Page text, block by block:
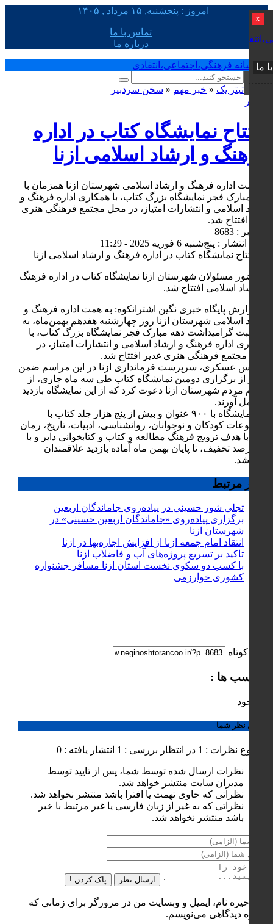
امروز : پنجشنبه, ۱۵ مرداد , ۱۴۰۵
تماس با ما
درباره ما
x
ما
تیتر یک « خبر مهم « سخن سردبیر
افتتاح نمایشگاه کتاب در اداره
فرهنگ و ارشاد اسلامی ازنا
به همت اداره فرهنگ و ارشاد اسلامی شهرستان ازنا همزمان با
دهه مبارک فجر نمایشگاه بزرگ کتاب، با همکاری اداره فرهنگ و
ارشاد اسلامی و انتشارات امتیاز، در محل مجتمع فرهنگی هنری
غدیر افتتاح شد.
کد خبر : 8683
تاریخ انتشار : پنج‌شنبه 6 فوریه 2025 - 11:29
با حضور مسئولان شهرستان ازنا نمایشگاه کتاب در اداره فرهنگ
و ارشاد اسلامی افتتاح شد.
به گزارش پایگاه خبری نگین اشترانکوه: به همت اداره فرهنگ و
ارشاد اسلامی شهرستان ازنا روز چهارشنبه هفدهم بهمن‌ماه، به
مناسبت گرامیداشت دهه مبارک فجر نمایشگاه بزرگ کتاب، با
همکاری اداره فرهنگ و ارشاد اسلامی و انتشارات امتیاز، در
محل مجتمع فرهنگی هنری غدیر افتتاح شد.
مهندس عسکری، سرپرست فرمانداری ازنا در این مراسم ضمن
تقدیر از برگزاری دومین نمایشگاه کتاب طی سه ماه جاری، از
عموم مردم شهرستان ازنا دعوت کرد که از این نمایشگاه بازدید
به عمل آورند.
این نمایشگاه با ۹۰۰ عنوان و بیش از پنج هزار جلد کتاب با
موضوعات کودکان و نوجوانان، روانشناسی، ادبیات، تاریخ، رمان
و … با هدف ترویج فرهنگ مطالعه و کتاب و کتابخوانی دایر و با
۵۰ درصد تخفیف، تا پایان بهمن ماه آماده بازدید علاقمندان
می‌باشد.
اخبار مرتبط
تجلی شور حسینی در پیاده‌روی جاماندگان اربعین
برگزاری پیاده‌روی «جاماندگان اربعین حسینی» در
شهرستان ازنا
انتقاد امام جمعه ازنا از افزایش اجاره‌بها در ازنا
تاکید بر تسریع پروژه‌های آب و فاضلاب ازنا
با کسب دو سکوی نخست استان ازنا مسافر جشنواره
کشوری خوارزمی
لینک کوتاه
برچسب ها :
ناموجود
ارسال نظر شما
مجموع نظرات : 1 در انتظار بررسی : 1 انتشار یافته : 0
نظرات ارسال شده توسط شما، پس از تایید توسط
مدیران سایت منتشر خواهد شد.
نظراتی که حاوی تهمت یا افترا باشد منتشر نخواهد شد.
نظراتی که به غیر از زبان فارسی یا غیر مرتبط با خبر
باشد منتشر نخواهد شد.
ارسال نظر پاک کردن !
ذخیره نام، ایمیل و وبسایت من در مرورگر برای زمانی که
دوباره دیدگاهی می‌نویسم.